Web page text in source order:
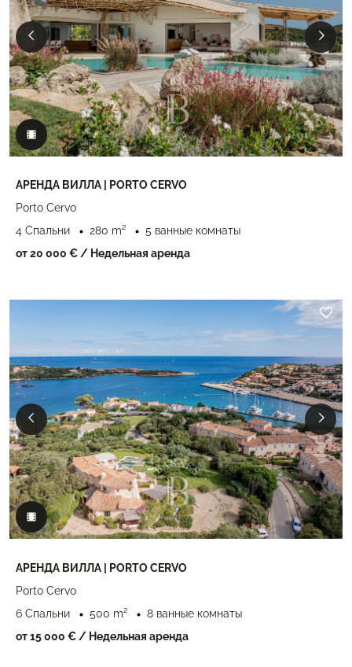
АРЕНДА ВИЛЛА | PORTO CERVO
Porto Cervo
4 Спальни
280 m²
5 ванные комнаты
от 20 000 €/ Недельная аренда
АРЕНДА ВИЛЛА | PORTO CERVO
Porto Cervo
6 Спальни
500 m²
8 ванные комнаты
от 15 000 € / Недельная аренда